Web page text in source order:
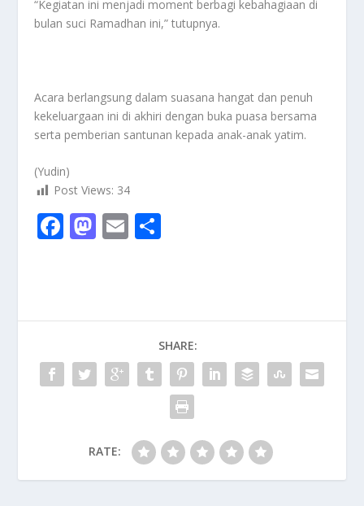
“Kegiatan ini menjadi moment berbagi kebahagiaan di
bulan suci Ramadhan ini,” tutupnya.
Acara berlangsung dalam suasana hangat dan penuh
kekeluargaan ini di akhiri dengan buka puasa bersama
serta pemberian santunan kepada anak-anak yatim.
(Yudin)
Post Views: 34
F
o
o
k
M
o
n
E
SHARE:
RATE: